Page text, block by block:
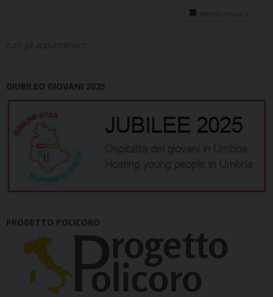
Agenda diocesana
tutti gli appuntamenti...
GIUBILEO GIOVANI 2025
PROGETTO POLICORO